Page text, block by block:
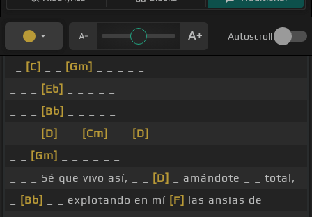
Autoscroll
[C] [Gm]
[Eb]
[Bb]
[D] [Cm] [D]
[Gm]
_ _ _ Sé que vivo así, _ _
[D]
_ amándote _ _ total,
[Bb] _ _ explotando en mí [F] las ansias de